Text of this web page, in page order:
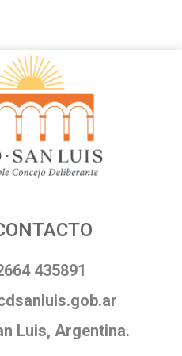
435891
Luis, Argentina.